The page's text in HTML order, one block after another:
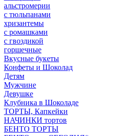
альстромерии
с тюльпанами
хризантемы
с ромашками
с гвоздикой
горшечные
Вкусные букеты
Конфеты и Шоколад
Детям
Мужчине
Девушке
Клубника в Шоколаде
ТОРТЫ, Капкейки
НАЧИНКИ тортов
БЕНТО ТОРТЫ